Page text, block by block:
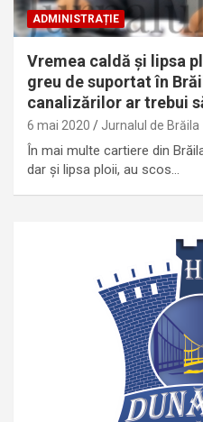
ADMINISTRAȚIE
Vremea caldă și lipsa
greu de suportat în
canalizărilor ar trebui
6 mai 2020 Jurnalul de Brăila
În mai multe cartiere din
dar și lipsa ploii, au scos…